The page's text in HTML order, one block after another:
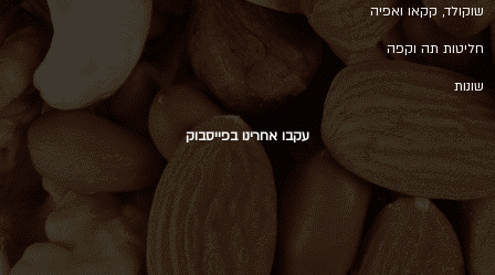
שוקולד, קקאו ואפיה
חליטות תה וקפה
שונות
עקבו אחרינו בפייסבוק